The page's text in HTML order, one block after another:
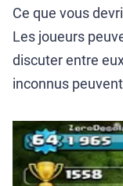
Ce que vous
Les joueurs
discuter entre
inconnus